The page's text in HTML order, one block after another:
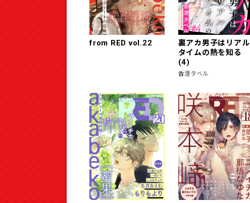
from RED vol.22
裏アカ男子はリアル
タイムの熱を知る
(4)
香澄タベル